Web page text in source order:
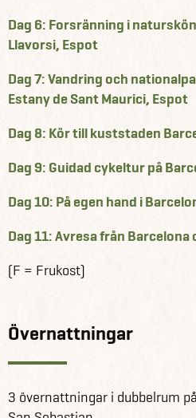
Dag 6: Forsränning i
Llavorsi, Espot
Dag 7: Vandring och
Estany de Sant Maurici, Espot
Dag 8: Kör till kuststaden
Dag 9: Guidad cykeltur på
Dag 10: På egen hand i
Dag 11: Avresa från
(F = Frukost)
Övernattningar
3 övernattningar i dubbelrum